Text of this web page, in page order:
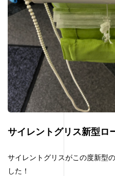
サイレントグリス新型ロ
サイレントグリスがこの度新型
した！